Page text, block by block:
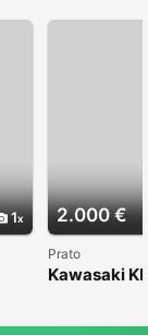
1 2.000 €
Prato
Kawasaki